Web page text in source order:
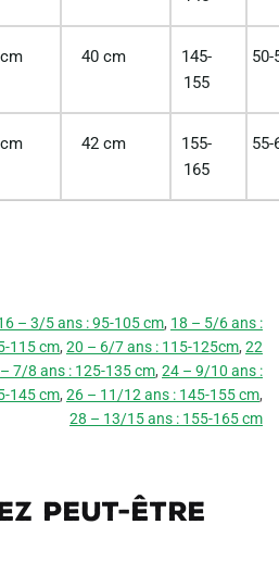
40 cm
145-
155
50-
42 cm
155-
165
55-
– 3/5 ans : 95-105 cm, 18 – 5/6 ans :
115 cm, 20 – 6/7 ans : 115-125cm, 22
– 7/8 ans : 125-135 cm, 24 – 9/10 ans :
145 cm, 26 – 11/12 ans : 145-155 cm,
28 – 13/15 ans : 155-165 cm
peut-être